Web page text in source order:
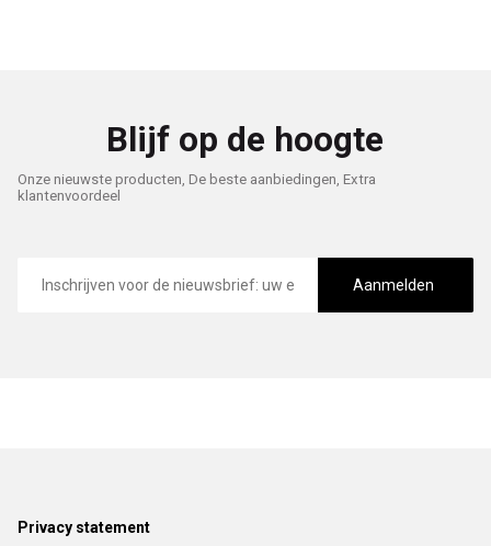
Blijf op de hoogte
Onze nieuwste producten, De beste aanbiedingen, Extra
klantenvoordeel
mailadres
Aanmelden
Footer
Privacy statement